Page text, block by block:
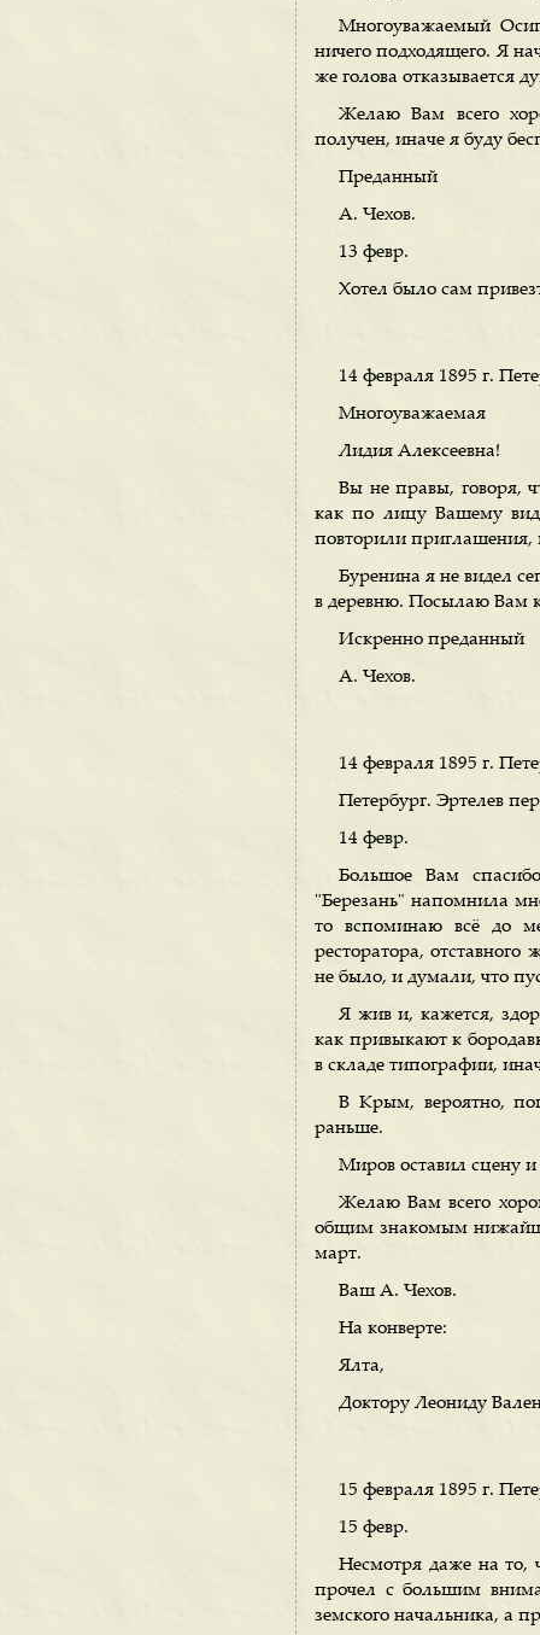
Многоуважаемый
ничего подходящего. Я
же голова отказывается
Желаю Вам всего
получен, иначе я буду
Преданный
А. Чехов.
13 февр.
Хотел было сам
14 февраля 1895 г.
Многоуважаемая
Лидия Алексеевна!
Вы не правы, говоря,
как по лицу Вашему
повторили приглашения,
Буренина я не видел
в деревню. Посылаю Вам
Искренно преданный
А. Чехов.
14 февраля 1895 г.
Петербург. Эртелев
14 февр.
Большое Вам
"Березань" напомнила
то вспоминаю всё до
ресторатора,
не было, и думали, что
Я жив и, кажется,
как привыкают к
в складе типографии,
В Крым, вероятно,
раньше.
Миров оставил сцену и
Желаю Вам всего
общим знакомым
март.
Ваш А. Чехов.
На конверте:
Ялта,
Доктору Леониду
15 февраля 1895 г.
15 февр.
Несмотря даже на то,
прочел с большим
земского начальника, а